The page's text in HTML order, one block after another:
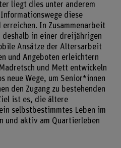
liegt dies unter anderem
diese
erreichen. In Zusammenarbeit
in einer dreijährigen
Ansätze der Altersarbeit
und Angeboten erleichtern
und Mett entwickeln
neue Wege, um Senior*innen
den Zugang zu bestehenden
ist es, die ältere
selbstbestimmtes Leben im
und aktiv am Quartierleben